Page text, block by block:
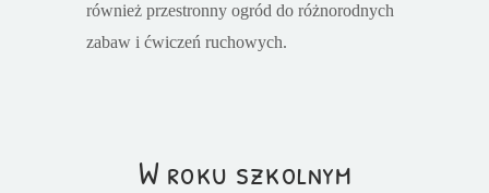
również przestronny ogród do różnorodnych
zabaw i ćwiczeń ruchowych.
W roku szkolnym